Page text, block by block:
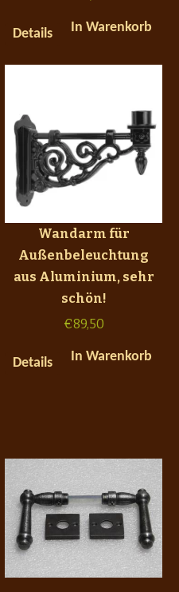
Details In Warenkorb
Wandarm für
Außenbeleuchtung
aus Aluminium, sehr
schön!
€89,50
Details In Warenkorb